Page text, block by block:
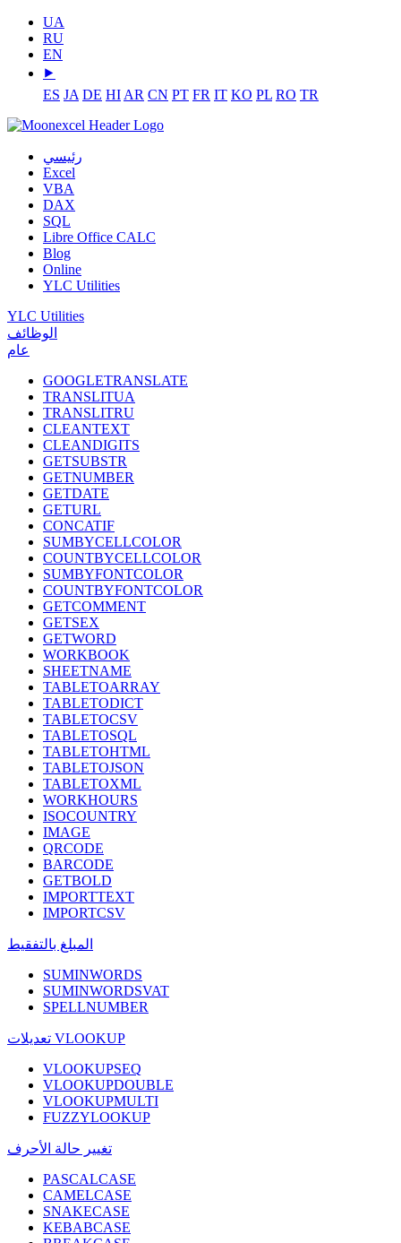
UA
RU
EN
⯈
ES JA DE HI AR CN PT FR IT KO PL RO TR
رئيسي
Excel
VBA
DAX
SQL
Libre Office CALC
Blog
Online
YLC Utilities
YLC Utilities
الوظائف
عام
GOOGLETRANSLATE
TRANSLITUA
TRANSLITRU
CLEANTEXT
CLEANDIGITS
GETSUBSTR
GETNUMBER
GETDATE
GETURL
CONCATIF
SUMBYCELLCOLOR
COUNTBYCELLCOLOR
SUMBYFONTCOLOR
COUNTBYFONTCOLOR
GETCOMMENT
GETSEX
GETWORD
WORKBOOK
SHEETNAME
TABLETOARRAY
TABLETODICT
TABLETOCSV
TABLETOSQL
TABLETOHTML
TABLETOJSON
TABLETOXML
WORKHOURS
ISOCOUNTRY
IMAGE
QRCODE
BARCODE
GETBOLD
IMPORTTEXT
IMPORTCSV
المبلغ بالتفقيط
SUMINWORDS
SUMINWORDSVAT
SPELLNUMBER
تعديلات VLOOKUP
VLOOKUPSEQ
VLOOKUPDOUBLE
VLOOKUPMULTI
FUZZYLOOKUP
تغيير حالة الأحرف
PASCALCASE
CAMELCASE
SNAKECASE
KEBABCASE